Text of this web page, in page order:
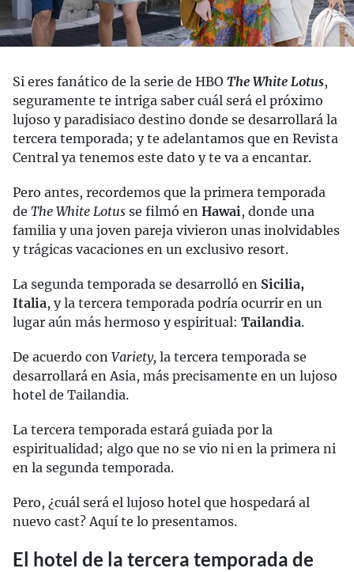
Si eres fanático de la serie de HBO The White Lotus,
seguramente te intriga saber cuál será el próximo
lujoso y paradisiaco destino donde se desarrollará la
tercera temporada; y te adelantamos que en Revista
Central ya tenemos este dato y te va a encantar.
Pero antes, recordemos que la primera temporada
de The White Lotus se filmó en Hawai, donde una
familia y una joven pareja vivieron unas inolvidables
y trágicas vacaciones en un exclusivo resort.
La segunda temporada se desarrolló en Sicilia,
Italia, y la tercera temporada podría ocurrir en un
lugar aún más hermoso y espiritual: Tailandia.
De acuerdo con Variety, la tercera temporada se
desarrollará en Asia, más precisamente en un lujoso
hotel de Tailandia.
La tercera temporada estará guiada por la
espiritualidad; algo que no se vio ni en la primera ni
en la segunda temporada.
Pero, ¿cuál será el lujoso hotel que hospedará al
nuevo cast? Aquí te lo presentamos.
El hotel de la tercera temporada de